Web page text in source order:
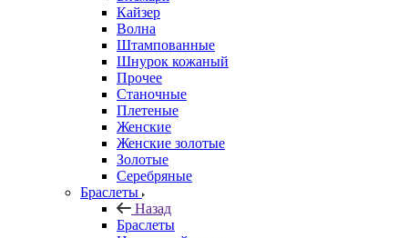
Кайзер
Волна
Штампованные
Шнурок кожаный
Прочее
Станочные
Плетеные
Женские
Женские золотые
Золотые
Серебряные
Браслеты
Назад
Браслеты